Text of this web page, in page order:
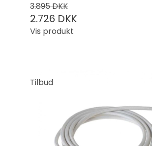
3.895 DKK
2.726 DKK
Vis produkt
Tilbud